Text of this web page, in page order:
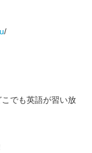
/
でも英語が習い放